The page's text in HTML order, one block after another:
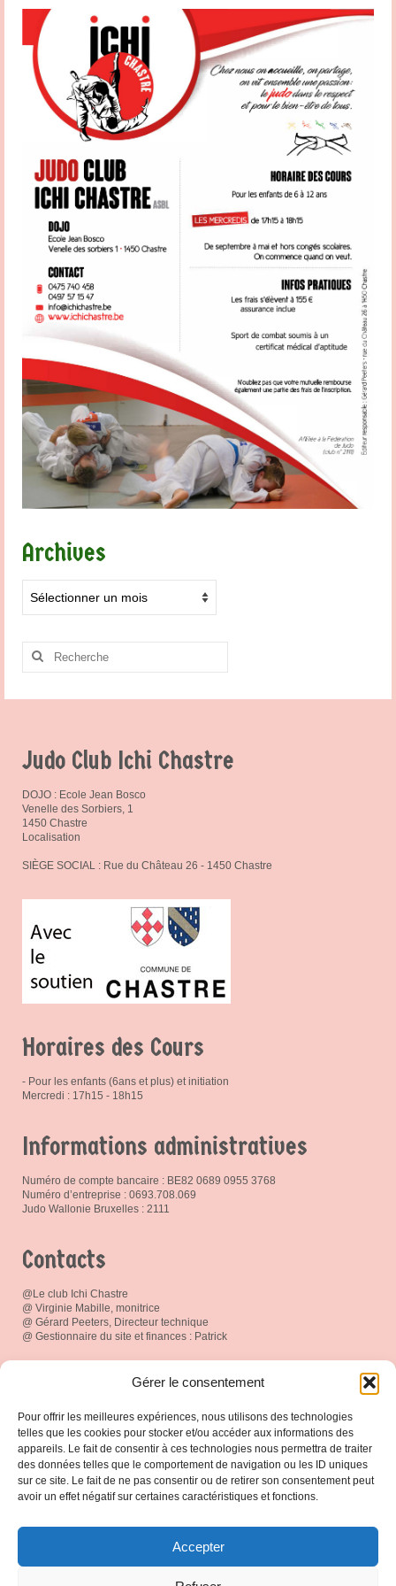
Gérer le consentement
Pour offrir les meilleures expériences, nous utilisons des technologies
telles que les cookies pour stocker et/ou accéder aux informations des
appareils. Le fait de consentir à ces technologies nous permettra de traiter
des données telles que le comportement de navigation ou les ID uniques
sur ce site. Le fait de ne pas consentir ou de retirer son consentement peut
avoir un effet négatif sur certaines caractéristiques et fonctions.
Accepter
relevant de l’éthique sportive ainsi que toutes les initiatives prises par son cercle
en vue de promouvoir l’éthique sportive ; – D’assurer la promotion ou
l’implémentation des actions menées par la Fédération. Votre contact est Patrick
Hamande Partagez la page
Archives
Rechercher
Judo Club Ichi Chastre
DOJO : Ecole Jean Bosco
Venelle des Sorbiers, 1
1450 Chastre
Localisation
SIÈGE SOCIAL : Rue du Château 26 - 1450 Chastre
Horaires des Cours
- Pour les enfants (6ans et plus) et initiation
Mercredi : 17h15 - 18h15
Informations administratives
Numéro de compte bancaire : BE82 0689 0955 3768
Numéro d’entreprise : 0693.708.069
Judo Wallonie Bruxelles : 2111
Contacts
@Le club Ichi Chastre
@ Virginie Mabille, monitrice
@ Gérard Peeters, Directeur technique
@ Gestionnaire du site et finances : Patrick
Réseau social
Espace Membres